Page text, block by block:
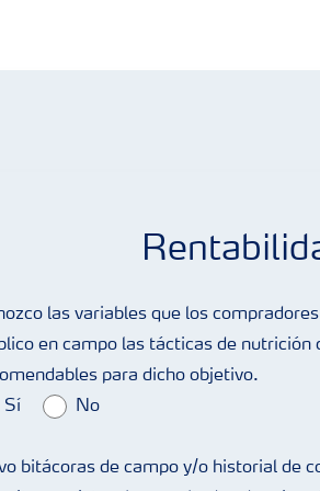
las variables que los
en campo las tácticas de nutrición
para dicho objetivo.
Sí
No
bitácoras de campo y/o historial de